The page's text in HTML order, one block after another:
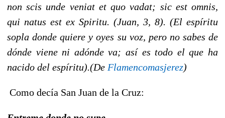
non scis unde veniat et quo vadat; sic est omnis,
qui natus est ex Spiritu. (Juan, 3, 8). (El espíritu
sopla donde quiere y oyes su voz, pero no sabes de
dónde viene ni adónde va; así es todo el que ha
nacido del espíritu).(De Flamencomasjerez)
Como decía San Juan de la Cruz: